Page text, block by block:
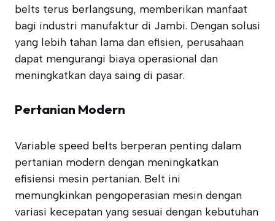
belts terus berlangsung, memberikan manfaat
bagi industri manufaktur di Jambi. Dengan solusi
yang lebih tahan lama dan efisien, perusahaan
dapat mengurangi biaya operasional dan
meningkatkan daya saing di pasar.
Pertanian Modern
Variable speed belts berperan penting dalam
pertanian modern dengan meningkatkan
efisiensi mesin pertanian. Belt ini
memungkinkan pengoperasian mesin dengan
variasi kecepatan yang sesuai dengan kebutuhan